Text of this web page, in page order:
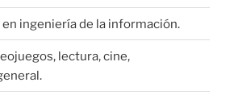
ingeniería de la información.
lectura, cine,